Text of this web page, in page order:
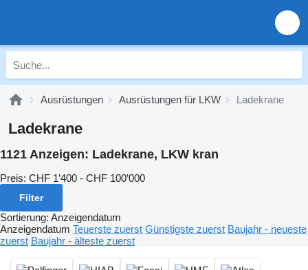
Ausrüstungen Ausrüstungen für LKW Ladekrane
Ladekrane
1121 Anzeigen: Ladekrane, LKW kran
Preis: CHF 1’400 - CHF 100’000
Filter
Sortierung: Anzeigendatum
Anzeigendatum Teuerste zuerst Günstigste zuerst Baujahr - neueste
zuerst Baujahr - älteste zuerst